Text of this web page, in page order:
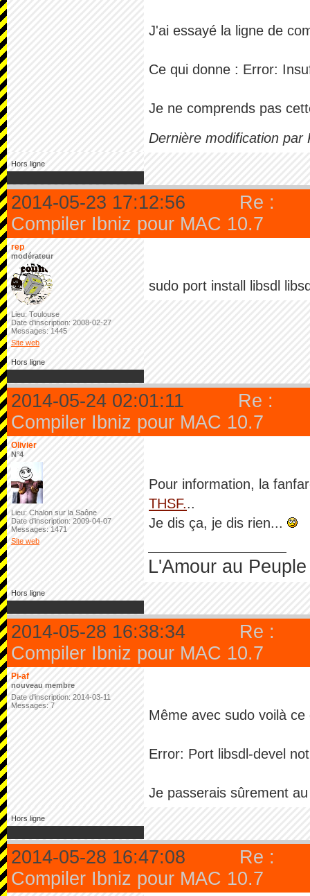
J'ai essayé la ligne de
Ce qui donne : Error:
Je ne comprends pas
Dernière modification par
Hors ligne
2014-05-23 17:12:56
Re :
Compiler Ibniz pour MAC 10.7
rep
modérateur
Lieu: Toulouse
Date d'inscription: 2008-02-27
Messages: 1445
Site web
sudo port install libsdl
Hors ligne
2014-05-24 02:01:11
Re :
Compiler Ibniz pour MAC 10.7
Olivier
N°4
Lieu: Chalon sur la Saône
Date d'inscription: 2009-04-07
Messages: 1471
Site web
Pour information, la
THSF...
Je dis ça, je dis rien...
L'Amour au
Hors ligne
2014-05-28 16:38:34
Re :
Compiler Ibniz pour MAC 10.7
Pi-af
nouveau membre
Date d'inscription: 2014-03-11
Messages: 7
Même avec sudo voilà
Error: Port libsdl-devel
Je passerais sûrement
Hors ligne
2014-05-28 16:47:08
Re :
Compiler Ibniz pour MAC 10.7